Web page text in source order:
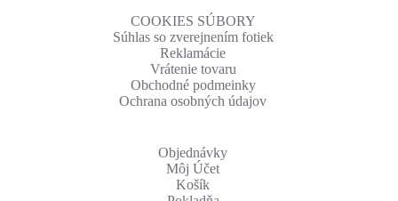
COOKIES SÚBORY
Súhlas so zverejnením fotiek
Reklamácie
Vrátenie tovaru
Obchodné podmeinky
Ochrana osobných údajov
Objednávky
Môj Účet
Košík